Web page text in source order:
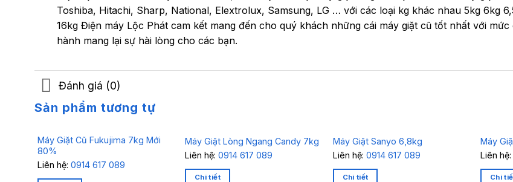
Toshiba, Hitachi, Sharp, National, Elextrolux, Samsung, LG … với các loại kg khác nhau 5kg 6kg
16kg Điện máy Lộc Phát cam kết mang đến cho quý khách những cái máy giặt cũ tốt nhất với
hành mang lại sự hài lòng cho các bạn.
Đánh giá (0)
Sản phẩm tương tự
Máy Giặt Cũ Fukujima 7kg Mới
80%
Liên hệ: 0914 617 089
Máy Giặt Lòng Ngang Candy 7kg
Liên hệ:0914 617 089
Chi tiết
Máy Giặt Sanyo 6,8kg
Liên hệ: 0914 617 089
Chi tiết
Máy
Liên
Chi